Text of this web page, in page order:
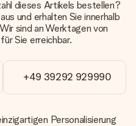
an: Vorauskasse
Paypal,
Klarna. Bei einer
sich die Lieferzeit des
dieses Artikels bestellen?
und erhalten Sie innerhalb
sind an Werktagen von
Sie erreichbar.
+49 39292 929990
Personalisierung